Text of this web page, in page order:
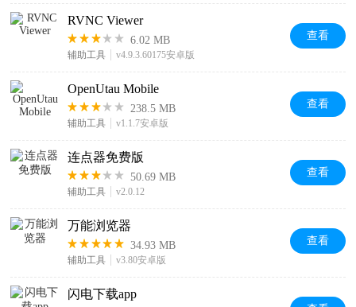
RVNC Viewer
6.02 MB
辅助工具 v4.9.3.60175安卓版
查看
OpenUtau Mobile
238.5 MB
辅助工具 v1.1.7安卓版
查看
连点器免费版
50.69 MB
辅助工具 v2.0.12
查看
万能浏览器
34.93 MB
辅助工具 v3.80安卓版
查看
闪电下载app